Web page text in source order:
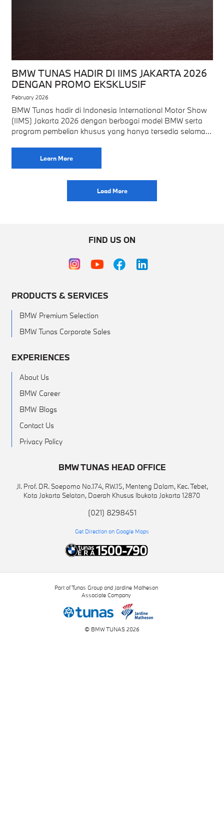
BMW TUNAS HADIR DI IIMS JAKARTA 2026
DENGAN PROMO EKSKLUSIF
February 2026
BMW Tunas hadir di Indonesia International Motor Show
(IIMS) Jakarta 2026 dengan berbagai model BMW serta
program pembelian khusus yang hanya tersedia selama
Learn More
Load More
FIND US ON
PRODUCTS & SERVICES
BMW Premium Selection
BMW Tunas Corporate Sales
EXPERIENCES
About Us
BMW Career
BMW Blogs
Contact Us
Privacy Policy
BMW TUNAS HEAD OFFICE
Jl. Prof. DR. Soepomo No.174, RW.15, Menteng Dalam, Kec. Tebet,
Kota Jakarta Selatan, Daerah Khusus Ibukota Jakarta 12870
(021) 8298451
Get Direction on Google Maps
© BMW TUNAS 2026
Part of Tunas Group and Jardine Matheson
Associate Company